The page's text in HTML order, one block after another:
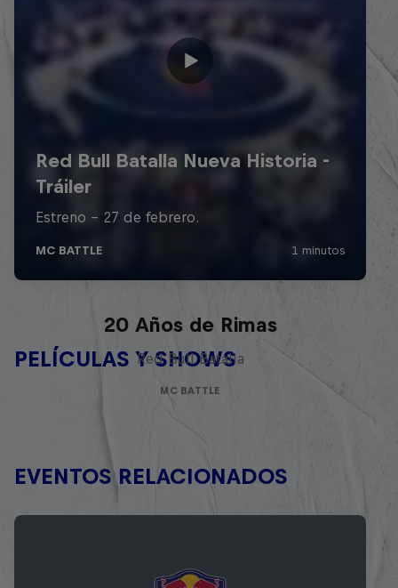
PELÍCULAS Y SHOWS
20 Años de Rimas
Red Bull Batalla
MC BATTLE
EVENTOS RELACIONADOS